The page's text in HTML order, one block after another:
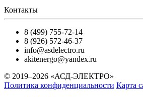
Контакты
8 (499) 755-72-14
8 (926) 572-46-37
info@asdelectro.ru
akitenergo@yandex.ru
© 2019–2026 «АСД-ЭЛЕКТРО»
Политика конфиденциальности Карта